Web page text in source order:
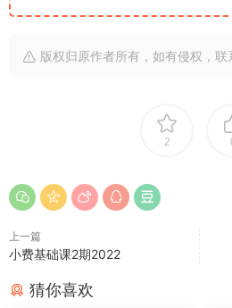
版权归原作者所有，如有侵权，联
2
上一篇
小费基础课2期2022
猜你喜欢